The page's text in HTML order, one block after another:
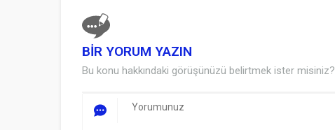
BİR YORUM YAZIN
Bu konu hakkındaki görüşünüzü belirtmek ister misiniz?